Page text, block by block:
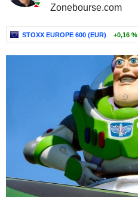
Zonebourse.com
STOXX EUROPE 600 (EUR) +0,16 %